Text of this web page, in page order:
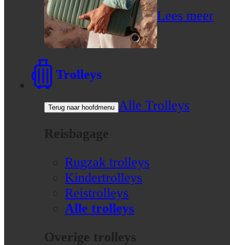
Lees meer
Trolleys
Terug naar hoofdmenu Alle Trolleys
Reisbagage
Rugzak trolleys
Kindertrolleys
Reistrolleys
Alle trolleys
Overige trolleys